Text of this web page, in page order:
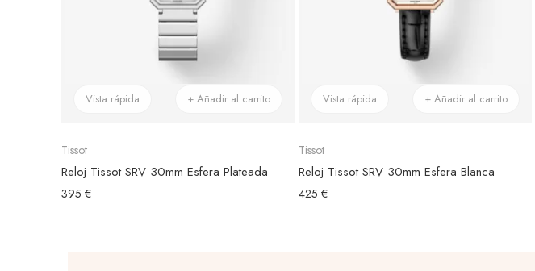
Vista rápida + Añadir al carrito
Tissot
Reloj Tissot SRV 30mm Esfera Plateada
395 €
Vista rápida + Añadir al carrito
Tissot
Reloj Tissot SRV 30mm Esfera Blanca
425 €